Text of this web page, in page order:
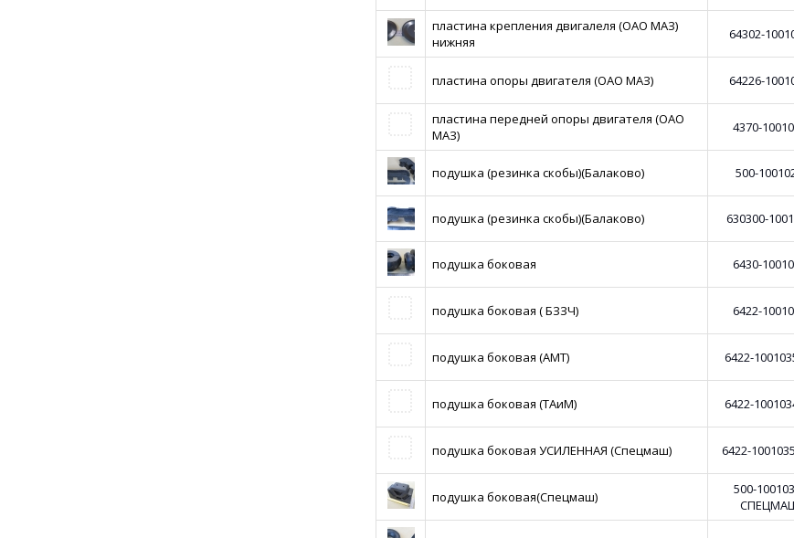
пластина крепления двигалеля (ОАО МАЗ)
нижняя
64302-
пластина опоры двигателя (ОАО МАЗ) 64226-
пластина передней опоры двигателя (ОАО
МАЗ)
4370-
подушка (резинка скобы)(Балаково) 500-
подушка (резинка скобы)(Балаково) 630300-
подушка боковая 6430-
подушка боковая ( БЗЗЧ) 6422-
подушка боковая (АМТ) 6422-
подушка боковая (ТАиМ) 6422-
подушка боковая УСИЛЕННАЯ (Спецмаш) 6422-
подушка боковая(Спецмаш)
500-